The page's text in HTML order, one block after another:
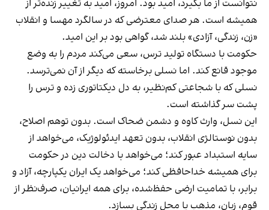
نتوانست از ما بگیرد، امید بود. امروز، امید به تغییر زنده‌تر از
همیشه است. هر صدای معترضی که در سالگرد مهسا و انقلاب
«زن، زندگی، آزادی» بلند شد، گواهی بود بر این امید.
حکومت با دستگاه تولید ترس، سعی می‌کند مردم را به وضع
موجود قانع کند. اما نسلی برخاسته که دیگر از آن نمی‌ترسد.
نسلی که با شجاعتی کم‌نظیر، به دل دیکتاتوری زده و ترس را
پشت سر گذاشته است.
این نسل، وارث کاوه و دشمن ضحاک است. بدون توهم اصلاح،
بدون نوستالژی انقلاب، بدون تعهد ایدئولوژیک، می‌خواهد از
سایه استبداد عبور کند؛ می‌خواهد با دخالت دین در حکومت
برای همیشه خداحافظی کند؛ می‌خواهد یک ایران یکپارچه، آزاد و
برابر، با تمامیت ارضی حفظ‌شده، برای همه ایرانیان، صرف‌نظر از
قوم، زبان، مذهب یا محل زندگی بسازد.